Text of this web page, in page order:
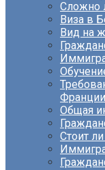
Сложно
Виза в
Вид на
Франции
Общая
Стоит